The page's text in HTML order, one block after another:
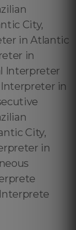
City,
in Atlantic
in
Interpreter
Interpreter in
City,
in